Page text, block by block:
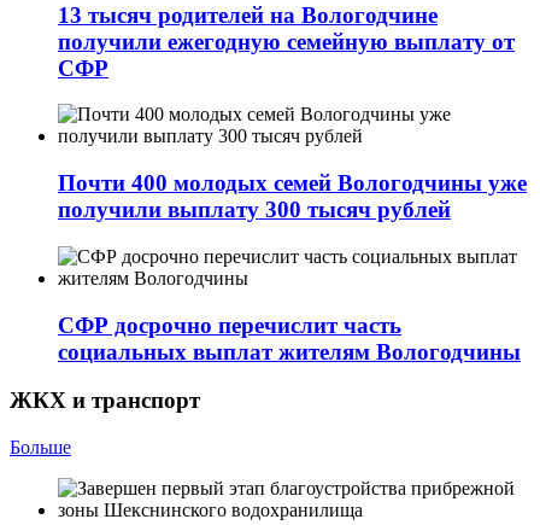
13 тысяч родителей на Вологодчине
получили ежегодную семейную выплату от
СФР
Почти 400 молодых семей Вологодчины уже
получили выплату 300 тысяч рублей
СФР досрочно перечислит часть
социальных выплат жителям Вологодчины
ЖКХ и транспорт
Больше